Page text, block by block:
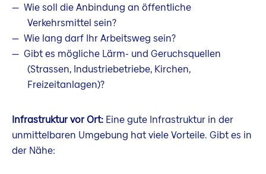
Wie soll die Anbindung an öffentliche
Verkehrsmittel sein?
Wie lang darf Ihr Arbeitsweg sein?
Gibt es mögliche Lärm- und Geruchsquellen
(Strassen, Industriebetriebe, Kirchen,
Freizeitanlagen)?
Infrastruktur vor Ort: Eine gute Infrastruktur in der
unmittelbaren Umgebung hat viele Vorteile. Gibt es in
der Nähe: